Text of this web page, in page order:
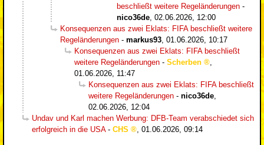
beschließt weitere Regeländerungen -
nico36de 02.06.2026, 12:00
Konsequenzen aus zwei Eklats: FIFA beschließt weitere
Regeländerungen - markus93 01.06.2026, 10:17
Konsequenzen aus zwei Eklats: FIFA beschließt
weitere Regeländerungen - Scherben
01.06.2026, 11:47
Konsequenzen aus zwei Eklats: FIFA beschließt
weitere Regeländerungen - nico36de
02.06.2026, 12:04
Undav und Karl machen Werbung: DFB-Team verabschiedet sich
erfolgreich in die USA- CHS 01.06.2026, 09:14